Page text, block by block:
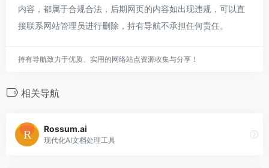
内容，都属于合规合法，后期网页的内容如出现违规，可以直
接联系网站管理员进行删除，持有导航不承担任何责任。
持有导航致力于优质、实用的网络站点资源收集与分享！
相关导航
Rossum.ai
现代化AI文档处理工具